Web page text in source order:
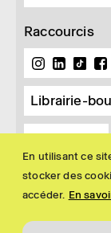
En utilisant ce
stocker des
accéder. En
Raccourcis
Librairie-
Newsletter